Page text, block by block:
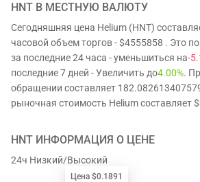
HNT В МЕСТНУЮ ВАЛЮТУ
Сегодняшняя цена Helium (HNT)
часовой объем торгов - $4555858 . Это
за последние 24 часа - уменьшиться на-
последние 7 дней - Увеличить до4.00%.
обращении составляет
рыночная стоимость Helium составляет
HNT ИНФОРМАЦИЯ О ЦЕНЕ
24ч Низкий/Высокий
Цена $0.1891